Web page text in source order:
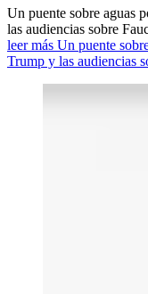
Un puente sobre aguas
las audiencias sobre
leer más Un puente
Trump y las audiencias